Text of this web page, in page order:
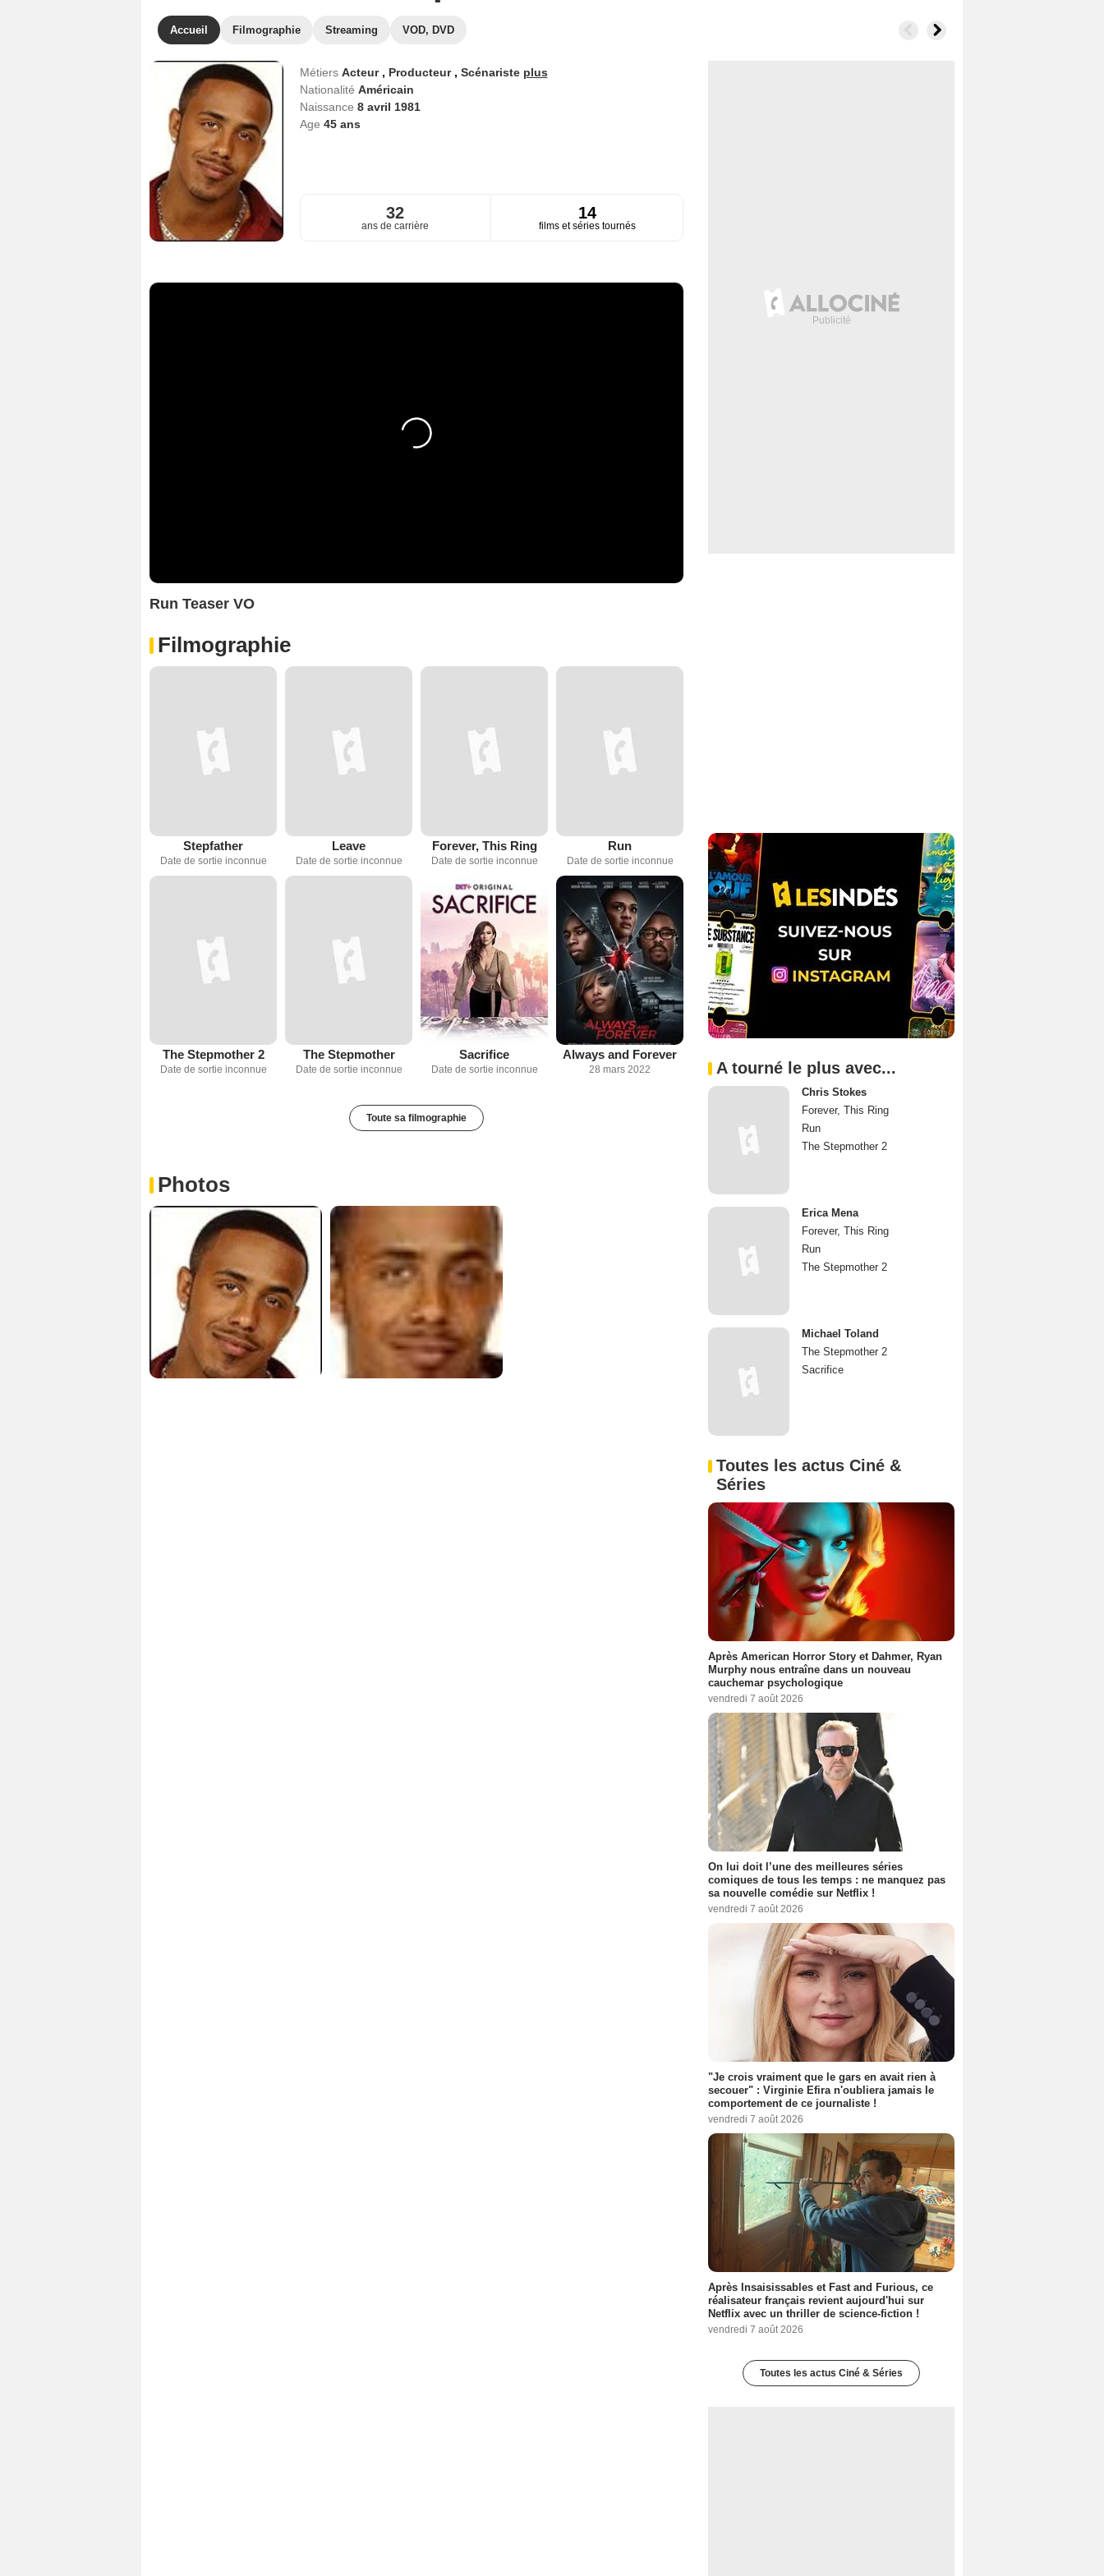
Accueil Filmographie Streaming VOD, DVD
Métiers Acteur , Producteur , Scénariste plus
Nationalité Américain
Naissance 8 avril 1981
Age 45ans
32
ans de carrière
14
films et séries tournés
Run Teaser VO
Filmographie
Stepfather
Date de sortie inconnue
Leave
Date de sortie inconnue
Forever, This Ring
Date de sortie inconnue
Run
Date de sortie inconnue
The Stepmother 2
Date de sortie inconnue
The Stepmother
Date de sortie inconnue
Sacrifice
Date de sortie inconnue
Always and Forever
28 mars 2022
Toute sa filmographie
Photos
A tourné le plus avec...
Chris Stokes
Forever, This Ring
Run
The Stepmother 2
Erica Mena
Forever, This Ring
Run
The Stepmother 2
Michael Toland
The Stepmother 2
Sacrifice
Toutes les actus Ciné &
Séries
Après American Horror Story et Dahmer, Ryan
Murphy nous entraîne dans un nouveau
cauchemar psychologique
vendredi 7 août 2026
On lui doit l’une des meilleures séries
comiques de tous les temps : ne manquez pas
sa nouvelle comédie sur Netflix !
vendredi 7 août 2026
"Je crois vraiment que le gars en avait rien à
secouer" : Virginie Efira n'oubliera jamais le
comportement de ce journaliste !
vendredi 7 août 2026
Après Insaisissables et Fast and Furious, ce
réalisateur français revient aujourd'hui sur
Netflix avec un thriller de science-fiction !
vendredi 7 août 2026
Toutes les actus Ciné & Séries